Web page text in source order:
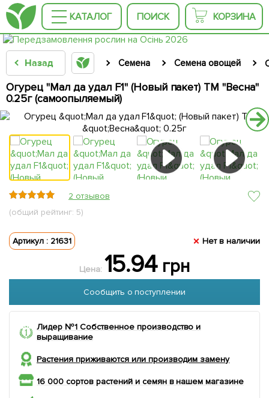
КАТАЛОГ ПОИСК КОРЗИНА
Назад Семена Семена овощей
Огурец "Мал да удал F1" (Новый пакет) ТМ "Весна"
0.25г (самоопыляемый)
2 отзывов
(общий рейтинг: 5)
Артикул : 21631 Нет в наличии
Цена: 15.94грн
Сообщить о поступлении
Лидер №1 Собственное производство и
выращивание
Растения приживаются или производим замену
16 000 сортов растений и семян в нашем магазине